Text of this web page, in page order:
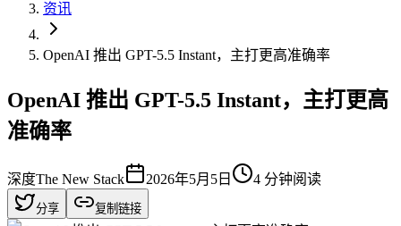
资讯
OpenAI 推出 GPT-5.5 Instant，主打更高准确率
OpenAI 推出 GPT-5.5 Instant，主打更高
准确率
深度The New Stack 2026年5月5日 4 分钟阅读
分享 复制链接